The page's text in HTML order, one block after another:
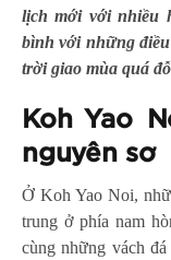
lịch mới với nhiều
bình với những
trời giao mùa quá
Koh Yao
nguyên
Ở Koh Yao Noi,
trung ở phía nam
cùng những vách